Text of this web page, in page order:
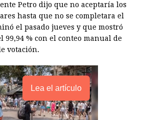
Petro dijo que no aceptaría los
hasta que no se completara el
el pasado jueves y que mostró
99,94 % con el conteo manual de
votación.
Lea el artículo